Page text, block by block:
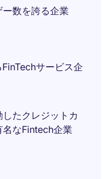
ー数を誇る企業
サービス企
たクレジットカ
なFintech企業